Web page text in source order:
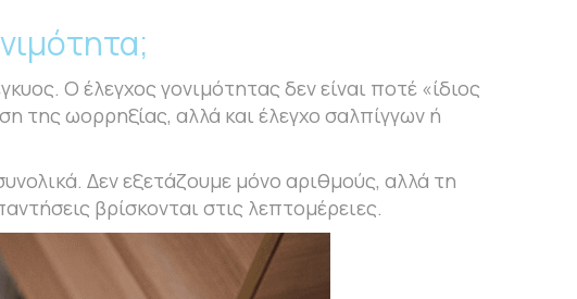
Ο έλεγχος γονιμότητας δεν είναι ποτέ «ίδιος
της ωορρηξίας, αλλά και έλεγχο σαλπίγγων ή
Δεν εξετάζουμε μόνο αριθμούς, αλλά τη
βρίσκονται στις λεπτομέρειες.